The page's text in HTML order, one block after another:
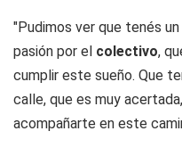
"Pudimos ver que tenés
pasión por el colectivo,
cumplir este sueño. Que
calle, que es muy
acompañarte en este